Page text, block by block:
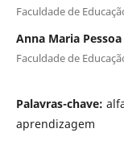
Faculdade de
Anna Maria
Faculdade de
Palavras-chave:
aprendizagem